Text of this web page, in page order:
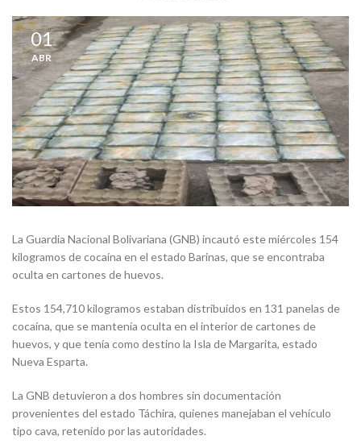
01
ABR
La Guardia Nacional Bolivariana (GNB) incautó este miércoles 154
kilogramos de cocaína en el estado Barinas, que se encontraba
oculta en cartones de huevos.
Estos 154,710 kilogramos estaban distribuidos en 131 panelas de
cocaína, que se mantenía oculta en el interior de cartones de
huevos, y que tenía como destino la Isla de Margarita, estado
Nueva Esparta.
La GNB detuvieron a dos hombres sin documentación
provenientes del estado Táchira, quienes manejaban el vehículo
tipo cava, retenido por las autoridades.